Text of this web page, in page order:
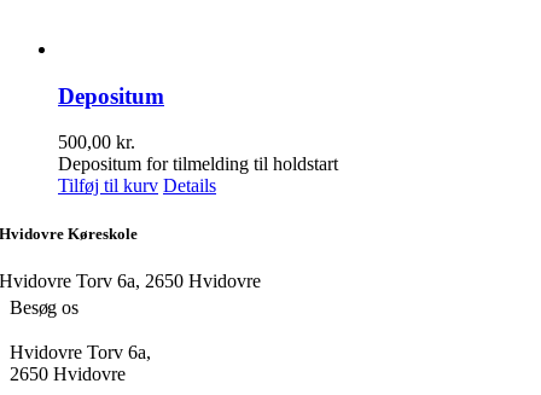
Depositum
500,00 kr.
Depositum for tilmelding til holdstart
Tilføj til kurv Details
Hvidovre Køreskole
Hvidovre Torv 6a, 2650 Hvidovre
Besøg os
Hvidovre Torv 6a,
2650 Hvidovre